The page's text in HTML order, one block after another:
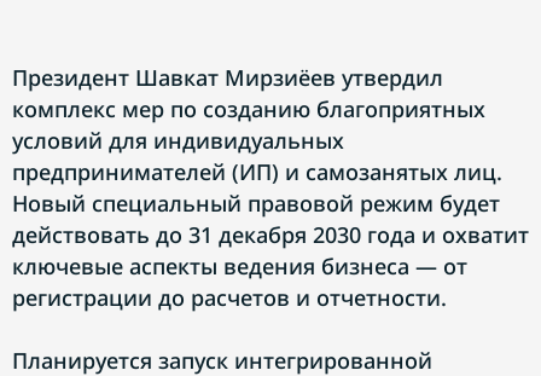
Президент Шавкат Мирзиёев утвердил
комплекс мер по созданию благоприятных
условий для индивидуальных
предпринимателей (ИП) и самозанятых лиц.
Новый специальный правовой режим будет
действовать до 31 декабря 2030 года и охватит
ключевые аспекты ведения бизнеса — от
регистрации до расчетов и отчетности.
Планируется запуск интегрированной